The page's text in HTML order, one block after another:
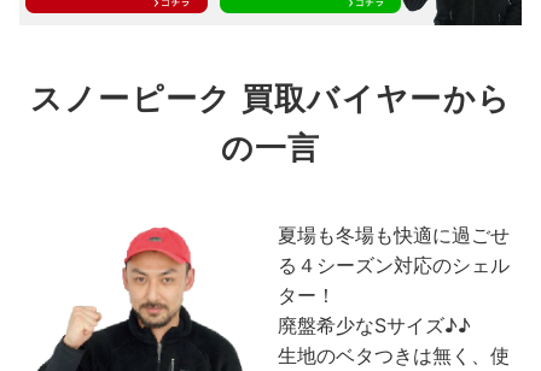
スノーピーク 買取バイヤーから
の一言
夏場も冬場も快適に過ごせ
る４シーズン対応のシェル
ター！
廃盤希少なSサイズ♪♪
生地のベタつきは無く、使